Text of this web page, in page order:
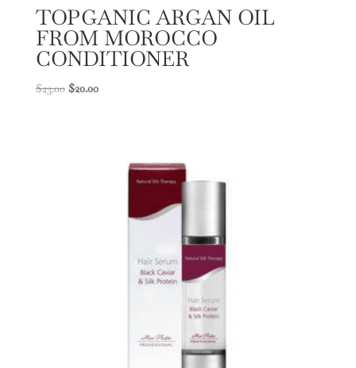
TOPGANIC ARGAN OIL
FROM MOROCCO
CONDITIONER
$23.00 El
$20.00El
$20.00.